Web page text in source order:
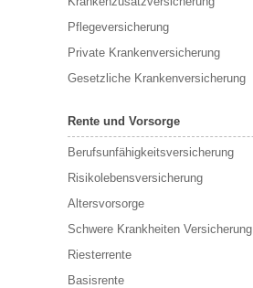
Pflegeversicherung
Private Krankenversicherung
Gesetzliche Krankenversicherung
Rente und Vorsorge
Berufs­unfähigkeitsversicherung
Risikolebensversicherung
Altersvorsorge
Schwere Krankheiten Versicherung
Riesterrente
Basisrente